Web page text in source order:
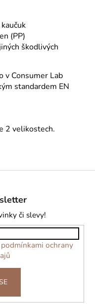
(PP)
škodlivých
v Consumer Lab
standardem EN
2 velikostech.
či slevy!
podmínkami ochrany